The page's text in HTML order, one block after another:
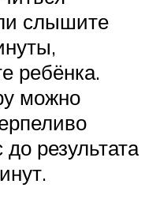
слышите
ребёнка.
можно
результата